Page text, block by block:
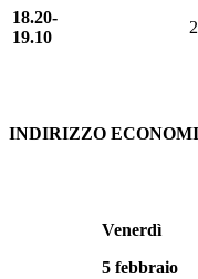
18.20-
19.10
INDIRIZZO
Venerdì
5 febbraio